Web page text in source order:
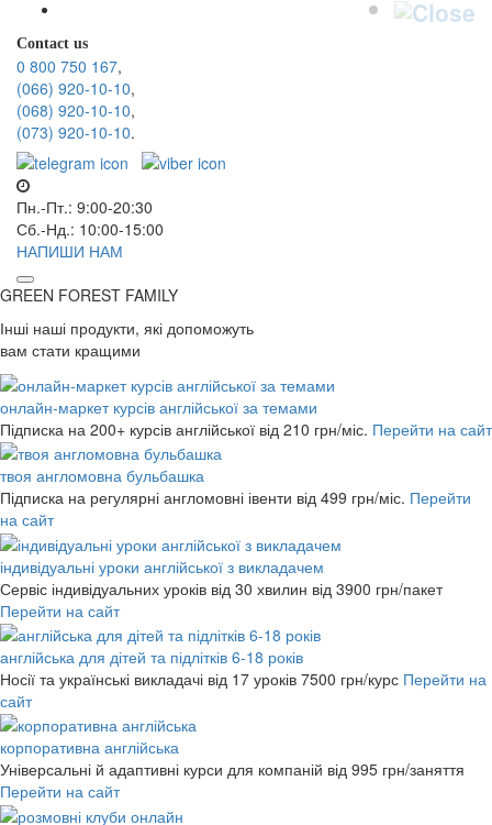
Contact us
0 800 750 167,
(066) 920-10-10,
(068) 920-10-10,
(073) 920-10-10.
Пн.-Пт.: 9:00-20:30
Сб.-Нд.: 10:00-15:00
НАПИШИ НАМ
GREEN FOREST FAMILY
Інші наші продукти, які допоможуть
вам стати кращими
онлайн-маркет курсів англійської за темами
Підписка на 200+ курсів англійської від 210 грн/міс. Перейти на сайт
твоя англомовна бульбашка
Підписка на регулярні англомовні івенти від 499 грн/міс. Перейти
на сайт
індивідуальні уроки англійської з викладачем
Сервіс індивідуальних уроків від 30 хвилин від 3900 грн/пакет
Перейти на сайт
англійська для дітей та підлітків 6-18 років
Носії та українські викладачі від 17 уроків 7500 грн/курс Перейти на
сайт
корпоративна англійська
Універсальні й адаптивні курси для компаній від 995 грн/заняття
Перейти на сайт